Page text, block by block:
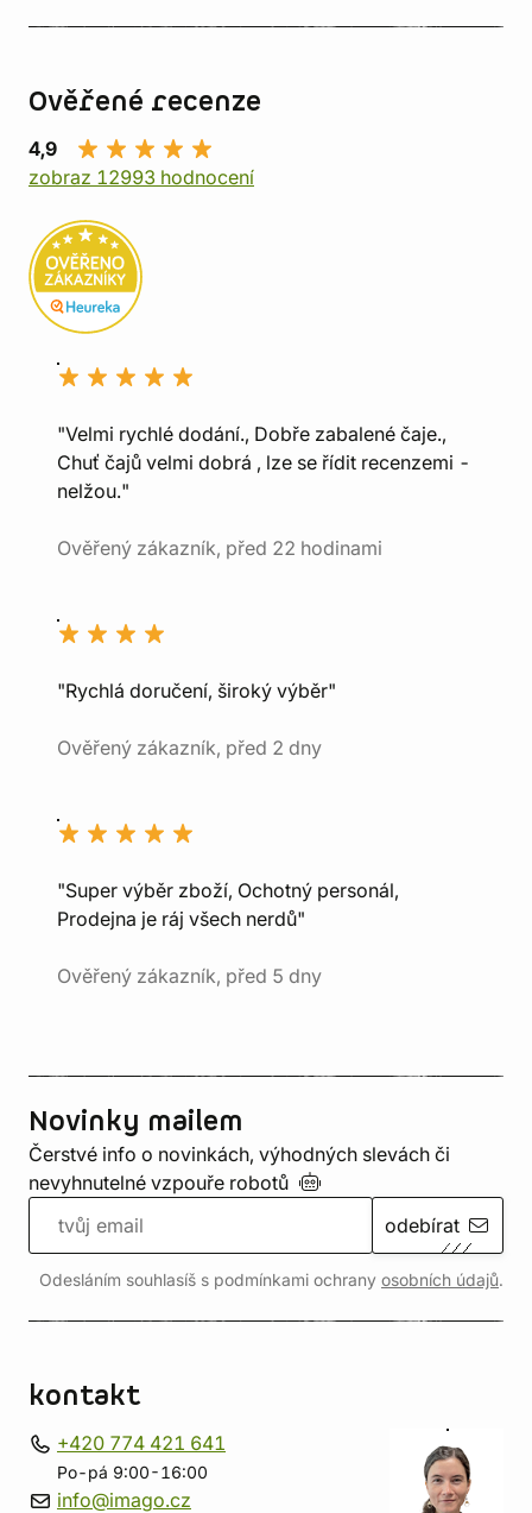
Ověřené recenze
4,9
zobraz 12993 hodnocení
"Velmi rychlé dodání., Dobře zabalené čaje.,
Chuť čajů velmi dobrá , lze se řídit recenzemi -
nelžou."
Ověřený zákazník, před 22 hodinami
"Rychlá doručení, široký výběr"
Ověřený zákazník, před 2 dny
"Super výběr zboží, Ochotný personál,
Prodejna je ráj všech nerdů"
Ověřený zákazník, před 5 dny
Novinky mailem
Čerstvé info o novinkách, výhodných slevách či
nevyhnutelné vzpouře robotů
odebírat
Odesláním souhlasíš s podmínkami ochrany osobních údajů.
kontakt
+420 774 421 641
Po-pá 9:00-16:00
info@imago.cz